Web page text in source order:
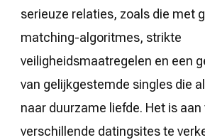
serieuze relaties, zoals die met
matching-algoritmes, strikte
veiligheidsmaatregelen en een
van gelijkgestemde singles die
naar duurzame liefde. Het is
verschillende datingsites te